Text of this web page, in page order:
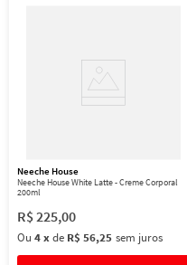
Neeche House
Neeche House White Latte - Creme Corporal
200ml
R$225,00
Ou 4xde R$ 56,25 sem juros